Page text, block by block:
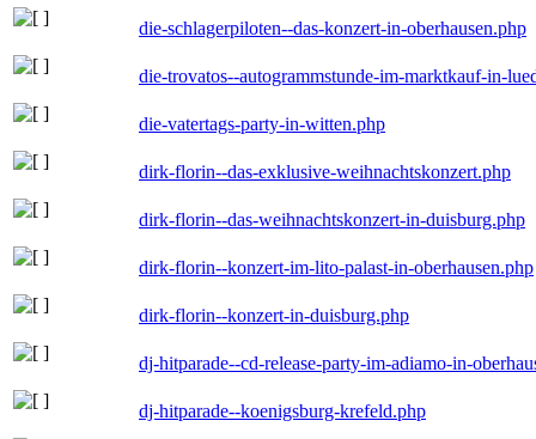
die-schlagerpiloten--das-konzert-in-oberhausen.php
die-trovatos--autogrammstunde-im-marktkauf-in-
die-vatertags-party-in-witten.php
dirk-florin--das-exklusive-weihnachtskonzert.php
dirk-florin--das-weihnachtskonzert-in-duisburg.php
dirk-florin--konzert-im-lito-palast-in-oberhausen.php
dirk-florin--konzert-in-duisburg.php
dj-hitparade--cd-release-party-im-adiamo-in-
dj-hitparade--koenigsburg-krefeld.php